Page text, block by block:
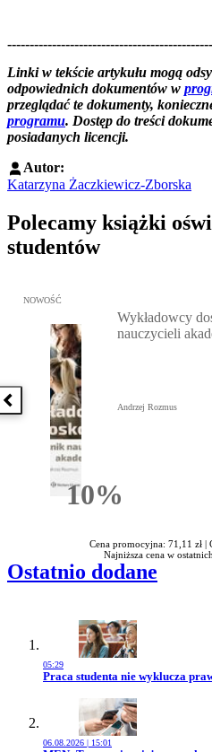
Linki w tekście artykułu mogą
odpowiednich dokumentów w
przeglądać te dokumenty,
programu. Dostęp do treści
posiadanych licencji.
Autor:
Katarzyna Żaczkiewicz-Zborska
Polecamy książki
studentów
Poprzednia książka
Przejdź do: Wykładowcy
NOWOŚĆ
10%Rabatu
Wykładowcy
nauczycieli
Andrzej Rozmus
Cena promocyjna: 71,11 zł |
Najniższa cena w
Ostatnio dodane
05:29
Przejdź do artykułu:
Praca studenta nie wyklucza
06.08.2026 | 15:01